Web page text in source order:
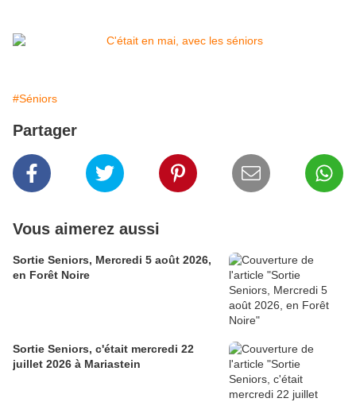
#Séniors
Partager
Vous aimerez aussi
Sortie Seniors, Mercredi 5 août 2026,
en Forêt Noire
Sortie Seniors, c'était mercredi 22
juillet 2026 à Mariastein